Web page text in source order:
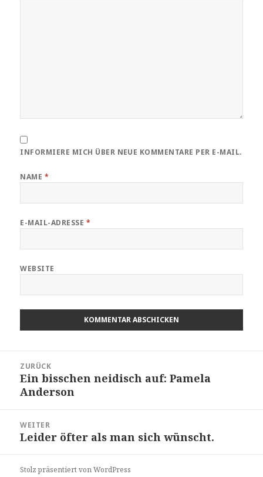
INFORMIERE MICH ÜBER NEUE KOMMENTARE PER E-MAIL.
NAME *
E-MAIL-ADRESSE *
WEBSITE
ZURÜCK
Vorheriger
Beitrag:
Ein bisschen neidisch auf: Pamela
Anderson
WEITER
Nächster
Leider öfter als man sich wünscht.
Stolz präsentiert von WordPress